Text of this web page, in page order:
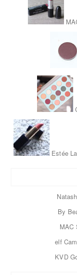
Estée
By
MAC
elf
KVD